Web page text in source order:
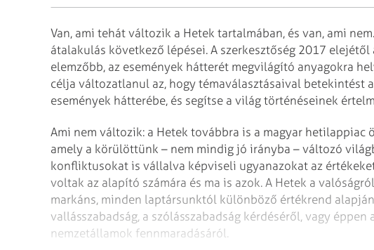
Van, ami tehát változik a Hetek tartalmában, és van, ami
átalakulás következő lépései. A szerkesztőség 2017
elemzőbb, az események hátterét megvilágító anyagokra
célja változatlanul az, hogy témaválasztásaival betekintést
események hátterébe, és segítse a világ történéseinek
Ami nem változik: a Hetek továbbra is a magyar hetilappiac
amely a körülöttünk – nem mindig jó irányba – változó
konfliktusokat is vállalva képviseli ugyanazokat az
voltak az alapító számára és ma is azok. A Hetek a
markáns, minden laptársunktól különböző értékrend
vallásszabadság, a szólásszabadság kérdéséről, vagy éppen
nemzetállamok fennmaradásáról.